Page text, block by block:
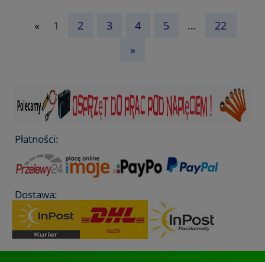
« 1 2 3 4 5 ...
22
»
Płatności:
Dostawa: